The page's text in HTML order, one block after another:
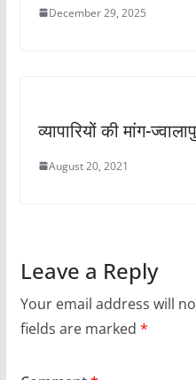
December 29, 2025
व्यापारियों की मांग-
August 20, 2021
Leave a Reply
Your email address will
fields are marked *